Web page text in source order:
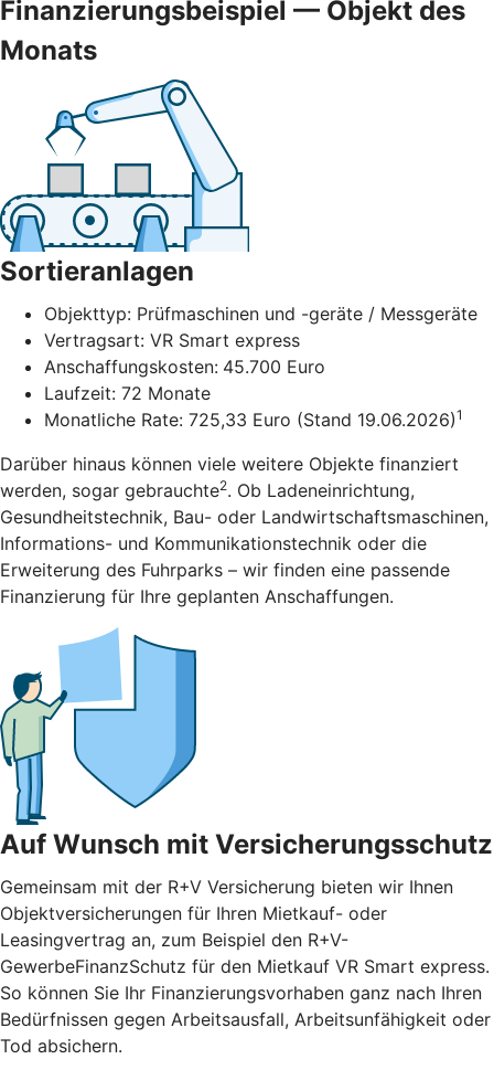
Finanzierungsbeispiel — Objekt des
Monats
Sortieranlagen
Objekttyp: Prüfmaschinen und -geräte / Messgeräte
Vertragsart: VR Smart express
Anschaffungskosten: 45.700 Euro
Laufzeit: 72 Monate
Monatliche Rate: 725,33 Euro (Stand 19.06.2026)1
Darüber hinaus können viele weitere Objekte finanziert
werden, sogar gebrauchte2. Ob Ladeneinrichtung,
Gesundheitstechnik, Bau- oder Landwirtschaftsmaschinen,
Informations- und Kommunikationstechnik oder die
Erweiterung des Fuhrparks – wir finden eine passende
Finanzierung für Ihre geplanten Anschaffungen.
Auf Wunsch mit Versicherungsschutz
Gemeinsam mit der R+V Versicherung bieten wir Ihnen
Objektversicherungen für Ihren Mietkauf- oder
Leasingvertrag an, zum Beispiel den R+V-
GewerbeFinanzSchutz für den Mietkauf VR Smart express.
So können Sie Ihr Finanzierungsvorhaben ganz nach Ihren
Bedürfnissen gegen Arbeitsausfall, Arbeitsunfähigkeit oder
Tod absichern.